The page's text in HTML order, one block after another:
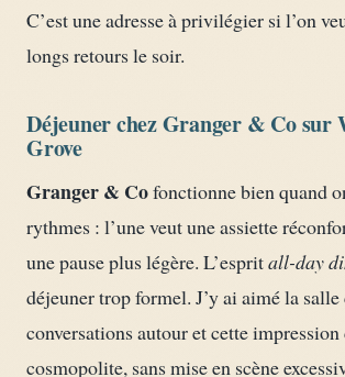
C’est une adresse à privilégier si l’on
longs retours le soir.
Déjeuner chez Granger & Co sur
Grove
Granger & Cofonctionne bien quand
rythmes : l’une veut une assiette
une pause plus légère. L’espritall-day
déjeuner trop formel. J’y ai aimé la
conversations autour et cette
cosmopolite, sans mise en scène